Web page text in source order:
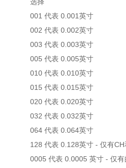
001 代表 0.001英寸
002 代表 0.002英寸
003 代表 0.003英寸
005 代表 0.005英寸
010 代表 0.010英寸
015 代表 0.015英寸
020 代表 0.020英寸
032 代表 0.032英寸
064 代表 0.064英寸
128 代表 0.128英寸 - 仅有CH
0005 代表 0.0005 英寸 - 仅有